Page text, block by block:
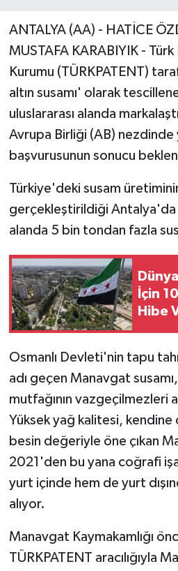
ANTALYA (AA) - HATİCE
MUSTAFA KARABIYIK -
Kurumu (TÜRKPATENT)
altın susamı' olarak
uluslararası alanda
Avrupa Birliği (AB) nezdinde
başvurusunun sonucu
Türkiye'deki susam
gerçekleştirildiği Antalya'da
alanda 5 bin tondan fazla
İçin
Hibe
Osmanlı Devleti'nin tapu
adı geçen Manavgat
mutfağının vazgeçilmezleri
Yüksek yağ kalitesi, kendine
besin değeriyle öne çıkan
2021'den bu yana coğrafi
yurt içinde hem de yurt
alıyor.
Manavgat Kaymakamlığı
TÜRKPATENT aracılığıyla